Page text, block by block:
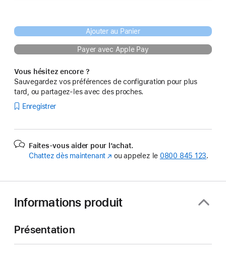
Ajouter au Panier
Payer avec Apple Pay
Vous hésitez encore ?
Sauvegardez vos préférences de configuration pour plus
tard, ou partagez-les avec des proches.
Enregistrer
Faites-vous aider pour l’achat.
Chattez dès maintenant (s’ouvre
ou appelez le 0800 845 123.
Informations produit
Présentation